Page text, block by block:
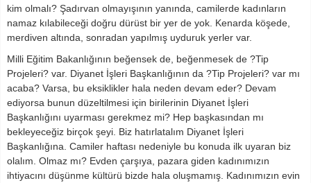
kim olmalı? Şadırvan olmayışının yanında, camilerde kadınların
namaz kılabileceği doğru dürüst bir yer de yok. Kenarda köşede,
merdiven altında, sonradan yapılmış uyduruk yerler var.
Milli Eğitim Bakanlığının beğensek de, beğenmesek de ?Tip
Projeleri? var. Diyanet İşleri Başkanlığının da ?Tip Projeleri? var mı
acaba? Varsa, bu eksiklikler hala neden devam eder? Devam
ediyorsa bunun düzeltilmesi için birilerinin Diyanet İşleri
Başkanlığını uyarması gerekmez mi? Hep başkasından mı
bekleyeceğiz birçok şeyi. Biz hatırlatalım Diyanet İşleri
Başkanlığına. Camiler haftası nedeniyle bu konuda ilk uyaran biz
olalım. Olmaz mı? Evden çarşıya, pazara giden kadınımızın
ihtiyacını düşünme kültürü bizde hala oluşmamış. Kadınımızın evin